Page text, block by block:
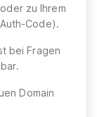
zu Ihrem
Code).
bei Fragen
Domain